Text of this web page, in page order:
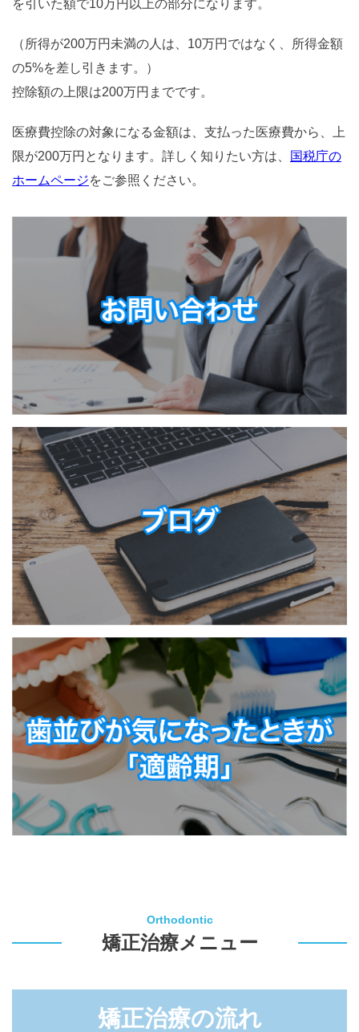
を引いた額で10万円以上の部分になります。
（所得が200万円未満の人は、10万円ではなく、所得金額
の5%を差し引きます。）
控除額の上限は200万円までです。
医療費控除の対象になる金額は、支払った医療費から、上
限が200万円となります。詳しく知りたい方は、
国税庁の
ホームページをご参照ください。
Orthodontic
矯正治療メニュー
矯正治療の流れ